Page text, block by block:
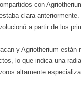
con
clara
a partir de los
y Agriotherium
lo que indica una
altamente